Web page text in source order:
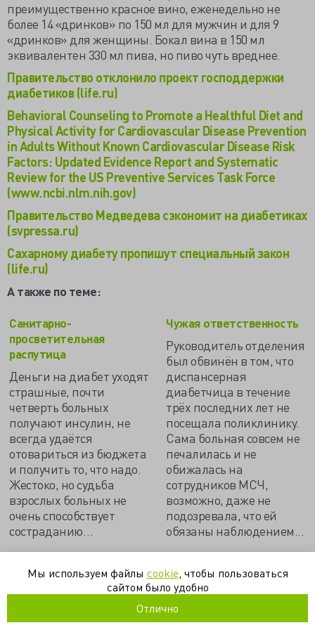
преимущественно красное вино, еженедельно не
более 14 «дринков» по 150 мл для мужчин и для 9
«дринков» для женщины. Бокал вина в 150 мл
эквивалентен 330 мл пива, но пиво чуть вреднее.
Правительство отклонило проект господдержки
диабетиков (life.ru)
Behavioral Counseling to Promote a Healthful Diet and
Physical Activity for Cardiovascular Disease Prevention
in Adults Without Known Cardiovascular Disease Risk
Factors: Updated Evidence Report and Systematic
Review for the US Preventive Services Task Force
(www.ncbi.nlm.nih.gov)
Правительство Медведева сэкономит на диабетиках
(svpressa.ru)
Сахарному диабету пропишут специальный закон
(life.ru)
А также по теме:
Санитарно-
просветительная
распутица
Деньги на диабет уходят
страшные, почти
четверть больных
получают инсулин, не
всегда удаётся
отовариться из бюджета
и получить то, что надо.
Жестоко, но судьба
взрослых больных не
очень способствует
состраданию…
Чужая ответственность
Руководитель отделения
был обвинён в том, что
диспансерная
диабетчица в течение
трёх последних лет не
посещала поликлинику.
Сама больная совсем не
печалилась и не
обижалась на
сотрудников МСЧ,
возможно, даже не
подозревала, что ей
обязаны наблюдением...
депутаты программа сахарный диабет
факторы риска
Мы используем файлы cookie , чтобы пользоваться
сайтом было удобно
Отлично